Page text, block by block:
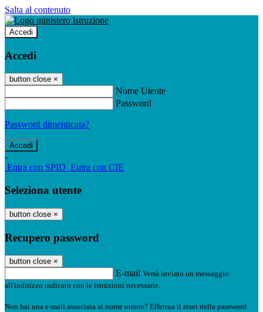
Salta al contenuto
Accedi
Accedi
button close ×
Nome Utente
Password
Password dimenticata?
-
Entra con SPID Entra con CIE
Seleziona utente
button close ×
Recupero password
button close ×
E-mail Verrà inviato un messaggio
all'indirizzo indicato con le istruzioni necessarie.
Non hai una e-mail associata al nome utente? Effettua il reset della password